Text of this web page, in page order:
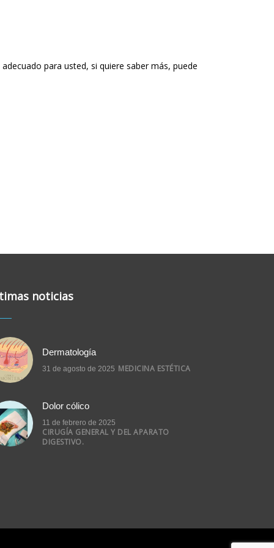
para usted, si quiere saber más, puede
noticias
MEDICINA ESTÉTICA
31 de agosto de 2025
Dermatología
CIRUGÍA GENERAL Y DEL APARATO
DIGESTIVO.
11 de febrero de 2025
Dolor cólico